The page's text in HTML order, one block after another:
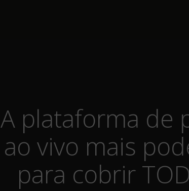
A plataforma de
ao vivo mais
para cobrir